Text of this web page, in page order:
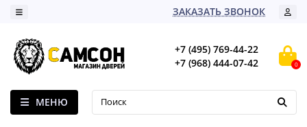
ЗАКАЗАТЬ ЗВОНОК
+7 (495) 769-44-22
+7 (968) 444-07-42
0
МЕНЮ